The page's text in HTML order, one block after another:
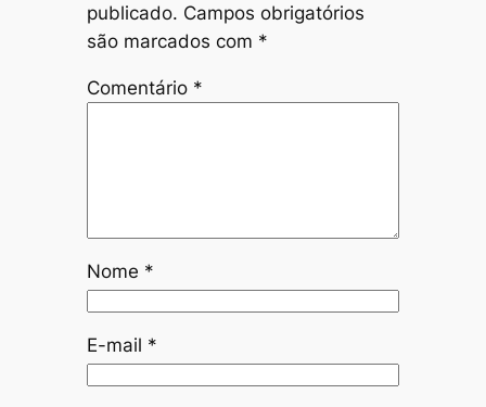
publicado. Campos obrigatórios
são marcados com *
Comentário *
Nome *
E-mail *